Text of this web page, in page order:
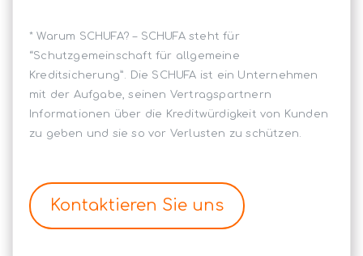
* Warum SCHUFA? – SCHUFA steht für
“Schutzgemeinschaft für allgemeine
Kreditsicherung”. Die SCHUFA ist ein Unternehmen
mit der Aufgabe, seinen Vertragspartnern
Informationen über die Kreditwürdigkeit von Kunden
zu geben und sie so vor Verlusten zu schützen.
Kontaktieren Sie uns